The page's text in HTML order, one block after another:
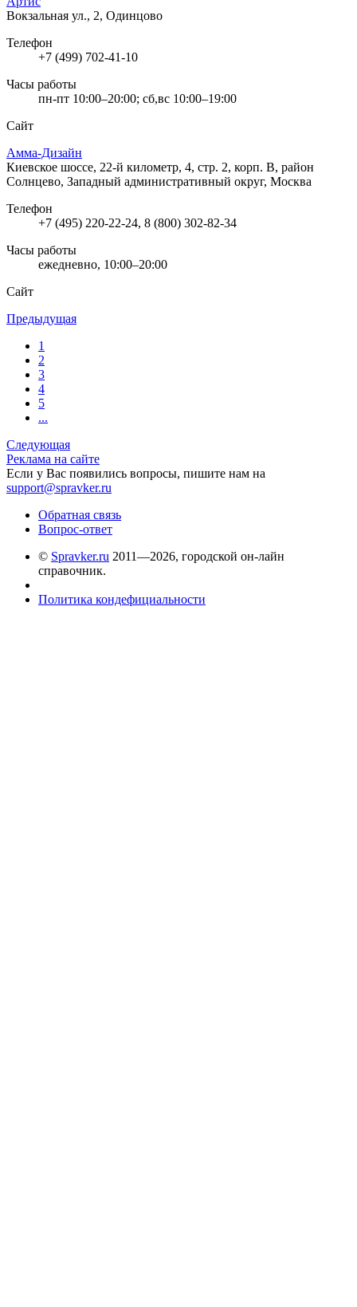
Вокзальная ул., 2, Одинцово
Телефон
+7 (499) 702-41-10
Часы работы
пн-пт 10:00–20:00; сб,вс 10:00–19:00
Сайт
Амма-Дизайн
Киевское шоссе, 22-й километр, 4, стр. 2, корп. В, район
Солнцево, Западный административный округ, Москва
Телефон
+7 (495) 220-22-24, 8 (800) 302-82-34
Часы работы
ежедневно, 10:00–20:00
Сайт
Предыдущая
1
2
3
4
5
...
Следующая
Реклама на сайте
Если у Вас появились вопросы, пишите нам на
support@spravker.ru
Обратная связь
Вопрос-ответ
© Spravker.ru 2011—2026, городской он-лайн
справочник.
Политика кондефициальности